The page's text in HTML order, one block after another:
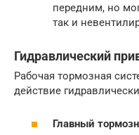
передним, но
так и
Гидравлический
Рабочая тормозная
действие
Главный